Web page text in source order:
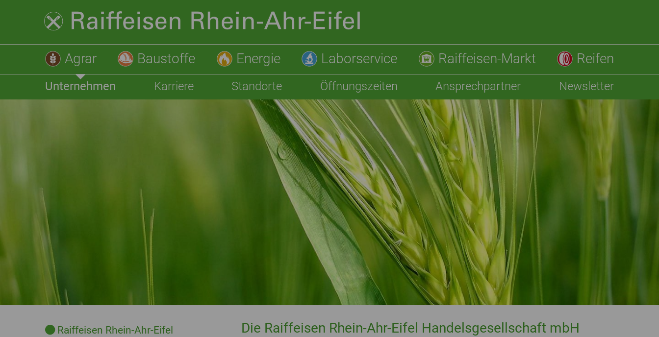
Agrar Baustoffe Energie Laborservice Raiffeisen-Markt Reifen
Unternehmen Karriere Standorte Öffnungszeiten Ansprechpartner Newsletter
Raiffeisen Rhein-Ahr-Eifel
Die Raiffeisen Rhein-Ahr-Eifel Handelsgesellschaft mbH